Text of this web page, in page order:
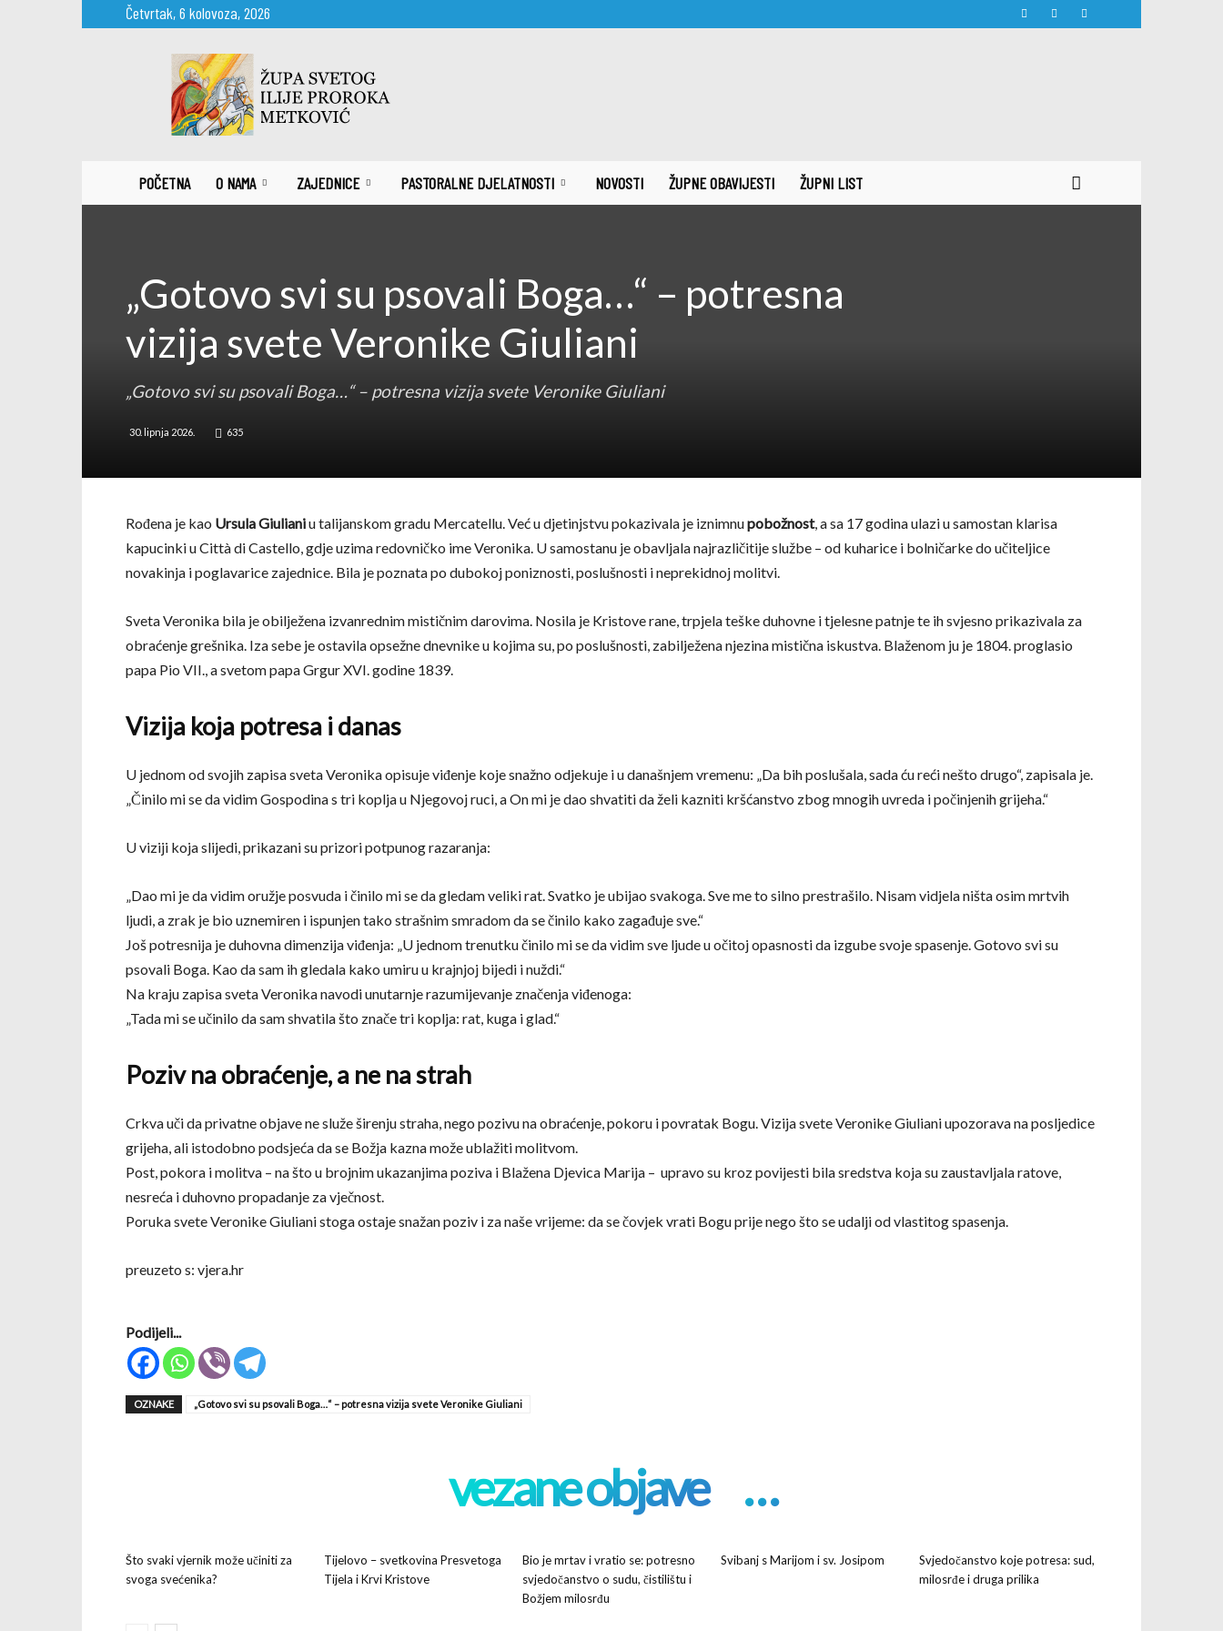
Četvrtak, 6 kolovoza, 2026
Župa
sv.
Ilije
proroka
Metković
POČETNA O NAMA ZAJEDNICE PASTORALNE DJELATNOSTI NOVOSTI ŽUPNE OBAVIJESTI ŽUPNI LIST
„Gotovo svi su psovali Boga…“ – potresna
vizija svete Veronike Giuliani
„Gotovo svi su psovali Boga…“ – potresna vizija svete Veronike Giuliani
30. lipnja 2026. 635
Rođena je kao Ursula Giulianiu talijanskom gradu Mercatellu. Već u djetinjstvu pokazivala je iznimnupobožnost, a sa 17 godina ulazi u samostan klarisa
kapucinki u Città di Castello, gdje uzima redovničko ime Veronika. U samostanu je obavljala najrazličitije službe – od kuharice i bolničarke do učiteljice
novakinja i poglavarice zajednice. Bila je poznata po dubokoj poniznosti, poslušnosti i neprekidnoj molitvi.
Sveta Veronika bila je obilježena izvanrednim mističnim darovima. Nosila je Kristove rane, trpjela teške duhovne i tjelesne patnje te ih svjesno prikazivala za
obraćenje grešnika. Iza sebe je ostavila opsežne dnevnike u kojima su, po poslušnosti, zabilježena njezina mistična iskustva. Blaženom ju je 1804. proglasio
papa Pio VII., a svetom papa Grgur XVI. godine 1839.
Vizija koja potresa i danas
U jednom od svojih zapisa sveta Veronika opisuje viđenje koje snažno odjekuje i u današnjem vremenu: „Da bih poslušala, sada ću reći nešto drugo“, zapisala je.
„Činilo mi se da vidim Gospodina s tri koplja u Njegovoj ruci, a On mi je dao shvatiti da želi kazniti kršćanstvo zbog mnogih uvreda i počinjenih grijeha.“
U viziji koja slijedi, prikazani su prizori potpunog razaranja:
„Dao mi je da vidim oružje posvuda i činilo mi se da gledam veliki rat. Svatko je ubijao svakoga. Sve me to silno prestrašilo. Nisam vidjela ništa osim mrtvih
ljudi, a zrak je bio uznemiren i ispunjen tako strašnim smradom da se činilo kako zagađuje sve.“
Još potresnija je duhovna dimenzija viđenja: „U jednom trenutku činilo mi se da vidim sve ljude u očitoj opasnosti da izgube svoje spasenje. Gotovo svi su
psovali Boga. Kao da sam ih gledala kako umiru u krajnjoj bijedi i nuždi.“
Na kraju zapisa sveta Veronika navodi unutarnje razumijevanje značenja viđenoga:
„Tada mi se učinilo da sam shvatila što znače tri koplja: rat, kuga i glad.“
Poziv na obraćenje, a ne na strah
Crkva uči da privatne objave ne služe širenju straha, nego pozivu na obraćenje, pokoru i povratak Bogu. Vizija svete Veronike Giuliani upozorava na posljedice
grijeha, ali istodobno podsjeća da se Božja kazna može ublažiti molitvom.
Post, pokora i molitva – na što u brojnim ukazanjima poziva i Blažena Djevica Marija – upravo su kroz povijesti bila sredstva koja su zaustavljala ratove,
nesreća i duhovno propadanje za vječnost.
Poruka svete Veronike Giuliani stoga ostaje snažan poziv i za naše vrijeme: da se čovjek vrati Bogu prije nego što se udalji od vlastitog spasenja.
preuzeto s: vjera.hr
Podijeli...
OZNAKE „Gotovo svi su psovali Boga…“ – potresna vizija svete Veronike Giuliani
vezane objave . . .
Što svaki vjernik može učiniti za
svoga svećenika?
Tijelovo – svetkovina Presvetoga
Tijela i Krvi Kristove
Bio je mrtav i vratio se: potresno
svjedočanstvo o sudu, čistilištu i
Božjem milosrđu
Svibanj s Marijom i sv. Josipom
Svjedočanstvo koje potresa: sud,
milosrđe i druga prilika